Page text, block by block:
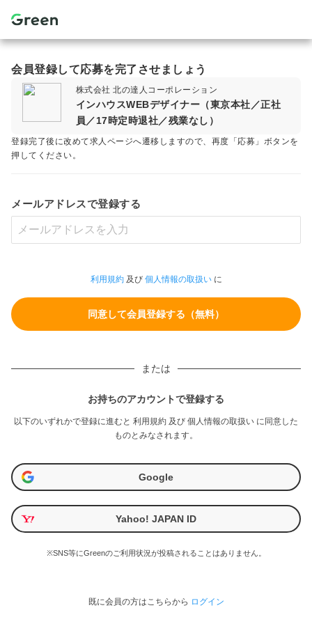
会員登録して応募を完了させましょう
株式会社 北の達人コーポレーション
インハウスWEBデザイナー（東京本社／正社
員／17時定時退社／残業なし）
登録完了後に改めて求人ページへ遷移しますので、再度「応募」ボタンを
押してください。
メールアドレスで登録する
利用規約及び 個人情報の取扱いに
または
お持ちのアカウントで登録する
以下のいずれかで登録に進むと 利用規約 及び 個人情報の取扱い に同意した
ものとみなされます。
Google
Yahoo! JAPAN ID
※SNS等にGreenのご利用状況が投稿されることはありません。
既に会員の方はこちらから ログイン